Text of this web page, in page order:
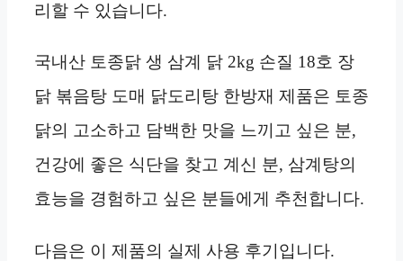
리할 수 있습니다.
국내산 토종닭 생 삼계 닭 2kg 손질 18호 장
닭 볶음탕 도매 닭도리탕 한방재 제품은 토종
닭의 고소하고 담백한 맛을 느끼고 싶은 분,
건강에 좋은 식단을 찾고 계신 분, 삼계탕의
효능을 경험하고 싶은 분들에게 추천합니다.
다음은 이 제품의 실제 사용 후기입니다.